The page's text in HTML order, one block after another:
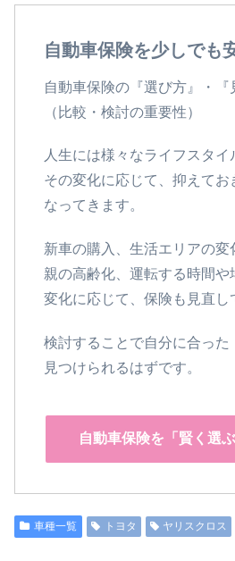
自動車保険を少しでも
自動車保険の『選び方』・『
（比較・検討の重要性）
人生には様々なライフスタイ
その変化に応じて、抑えてお
なってきます。
新車の購入、生活エリアの変
親の高齢化、運転する時間や
変化に応じて、保険も見直し
検討することで自分に合った
見つけられるはずです。
自動車保険を「賢く選
車種一覧 トヨタ ヤリスクロス